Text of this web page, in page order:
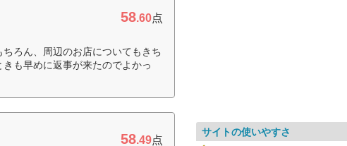
58.60点
ろん、周辺のお店についてもきち
も早めに返事が来たのでよかっ
58.49点
サイトの使いやすさ